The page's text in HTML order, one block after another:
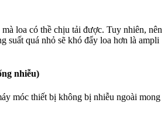
loa có thề chịu tải được. Tuy nhiên, nên
suất quá nhỏ sẽ khó đẩy loa hơn là ampli
nhiễu)
móc thiết bị không bị nhiễu ngoài mong